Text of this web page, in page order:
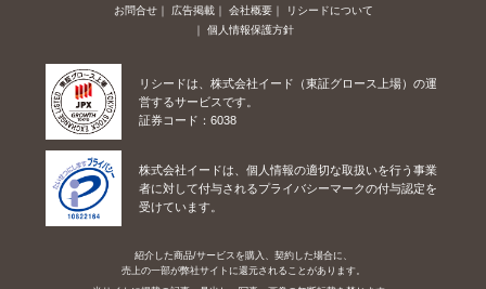
お問合せ 広告掲載 会社概要
リシードについて
個人情報保護方針
リシードは、株式会社イード（東証グロース上場）の運
営するサービスです。
証券コード：6038
株式会社イードは、個人情報の適切な取扱いを行う事業
者に対して付与されるプライバシーマークの付与認定を
受けています。
紹介した商品/サービスを購入、契約した場合に、
売上の一部が弊社サイトに還元されることがあります。